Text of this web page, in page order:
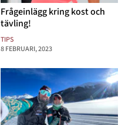
Frågeinlägg kring kost och
tävling!
TIPS
8 FEBRUARI, 2023